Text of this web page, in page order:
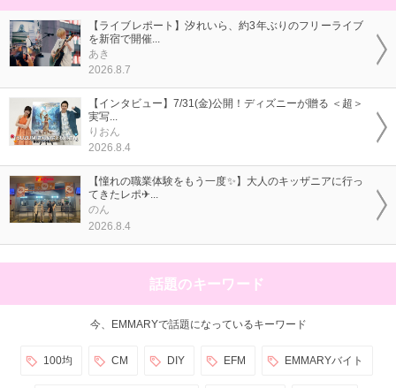
【ライブレポート】汐れいら、約3年ぶりのフリーライブ
を新宿で開催...
あき
2026.8.7
【インタビュー】7/31(金)公開！ディズニーが贈る ＜超＞
実写...
りおん
2026.8.4
【憧れの職業体験をもう一度✨】大人のキッザニアに行っ
てきたレポ✈...
のん
2026.8.4
話題のキーワード
今、EMMARYで話題になっているキーワード
100均 CM DIY EFM EMMARYバイト